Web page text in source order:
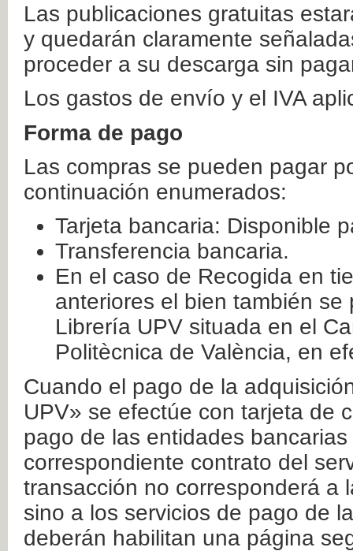
Las publicaciones gratuitas
y quedarán claramente
proceder a su descarga sin
Los gastos de envío y el IVA
Forma de pago
Las compras se pueden pagar
continuación enumerados:
Tarjeta bancaria: Disponible
Transferencia bancaria.
En el caso de Recogida en
anteriores el bien también
Librería UPV situada en el
Politècnica de València, en
Cuando el pago de la
UPV» se efectúe con tarjeta de
pago de las entidades
correspondiente contrato del
transacción no corresponderá a
sino a los servicios de pago de
deberán habilitan una página